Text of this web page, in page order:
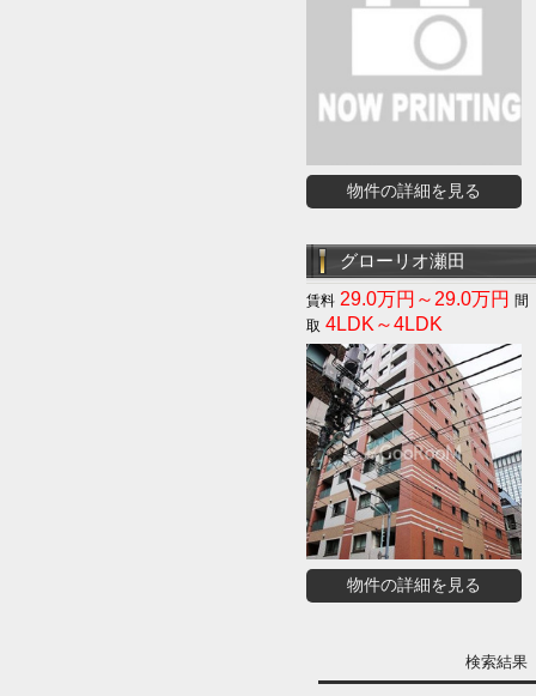
物件の詳細を見る
グローリオ瀬田
29.0万円～29.0万円
4LDK～4LDK
物件の詳細を見る
検索結